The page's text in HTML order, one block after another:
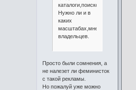
Нужно ли и в
каких
масштабах,мнение
владельцев.
Просто были сомнения, а
не налезет ли феминисток
с такой рекламы.
Но пожалуй уже можно